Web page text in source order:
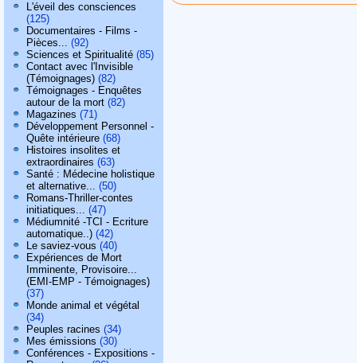
L'éveil des consciences
(125)
Documentaires - Films -
Pièces... (92)
Sciences et Spiritualité (85)
Contact avec l'Invisible
(Témoignages) (82)
Témoignages - Enquêtes
autour de la mort (82)
Magazines (71)
Développement Personnel -
Quête intérieure (68)
Histoires insolites et
extraordinaires (63)
Santé : Médecine holistique
et alternative... (50)
Romans-Thriller-contes
initiatiques... (47)
Médiumnité -TCI - Ecriture
automatique..) (42)
Le saviez-vous (40)
Expériences de Mort
Imminente, Provisoire...
(EMI-EMP - Témoignages)
(37)
Monde animal et végétal
(34)
Peuples racines (34)
Mes émissions (30)
Conférences - Expositions -